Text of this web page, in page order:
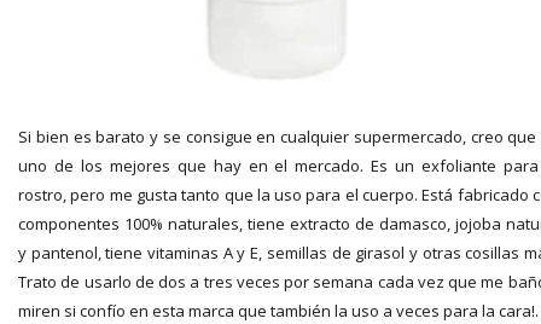
Si bien es barato y se consigue en cualquier supermercado, creo que
uno de los mejores que hay en el mercado. Es un exfoliante
rostro, pero me gusta tanto que la uso para el cuerpo. Está fabricado
componentes 100% naturales, tiene extracto de damasco, jojoba
y pantenol, tiene vitaminas A y E, semillas de girasol y otras cosillas
Trato de usarlo de dos a tres veces por semana cada vez que me
miren si confío en esta marca que también la uso a veces para la cara!.